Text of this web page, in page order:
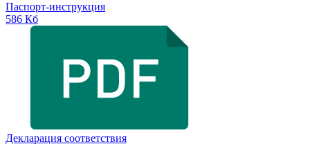
Паспорт-инструкция
586 Кб
Декларация соответствия